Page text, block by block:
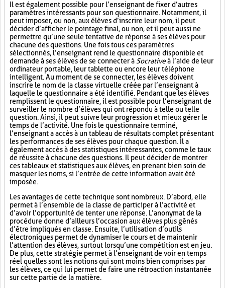
Il est également possible pour l’enseignant de fixer d’autres
paramètres intéressants pour son questionnaire. Notamment, il
peut imposer, ou non, aux élèves d’inscrire leur nom, il peut
décider d’afficher le pointage final, ou non, et il peut aussi ne
permettre qu’une seule tentative de réponse à ses élèves pour
chacune des questions. Une fois tous ces paramètres
sélectionnés, l’enseignant rend le questionnaire disponible et
demande à ses élèves de se connecter à Socrativeà l’aide de leur
ordinateur portable, leur tablette ou encore leur téléphone
intelligent. Au moment de se connecter, les élèves doivent
inscrire le nom de la classe virtuelle créée par l’enseignant à
laquelle le questionnaire a été identifié. Pendant que les élèves
remplissent le questionnaire, il est possible pour l’enseignant de
surveiller le nombre d’élèves qui ont répondu à telle ou telle
question. Ainsi, il peut suivre leur progression et mieux gérer le
temps de l’activité. Une fois le questionnaire terminé,
l’enseignant a accès à un tableau de résultats complet présentant
les performances de ses élèves pour chaque question. Il a
également accès à des statistiques intéressantes, comme le taux
de réussite à chacune des questions. Il peut décider de montrer
ces tableaux et statistiques aux élèves, en prenant bien soin de
masquer les noms, si l’entrée de cette information avait été
imposée.
Les avantages de cette technique sont nombreux. D’abord, elle
permet à l’ensemble de la classe de participer à l’activité et
d’avoir l’opportunité de tenter une réponse. L’anonymat de la
procédure donne d’ailleurs l’occasion aux élèves plus gênés
d’être impliqués en classe. Ensuite, l’utilisation d’outils
électroniques permet de dynamiser le cours et de maintenir
l’attention des élèves, surtout lorsqu’une compétition est en jeu.
De plus, cette stratégie permet à l’enseignant de voir en temps
réel quelles sont les notions qui sont moins bien comprises par
les élèves, ce qui lui permet de faire une rétroaction instantanée
sur cette partie de la matière.